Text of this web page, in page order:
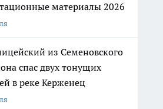
материалы 2026
из Семеновского
спас двух тонущих
в реке Керженец